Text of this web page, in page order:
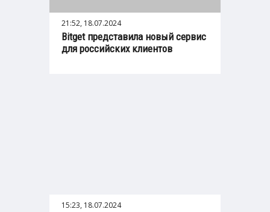
21:52, 18.07.2024
Bitget представила новый сервис
для российских клиентов
15:23, 18.07.2024